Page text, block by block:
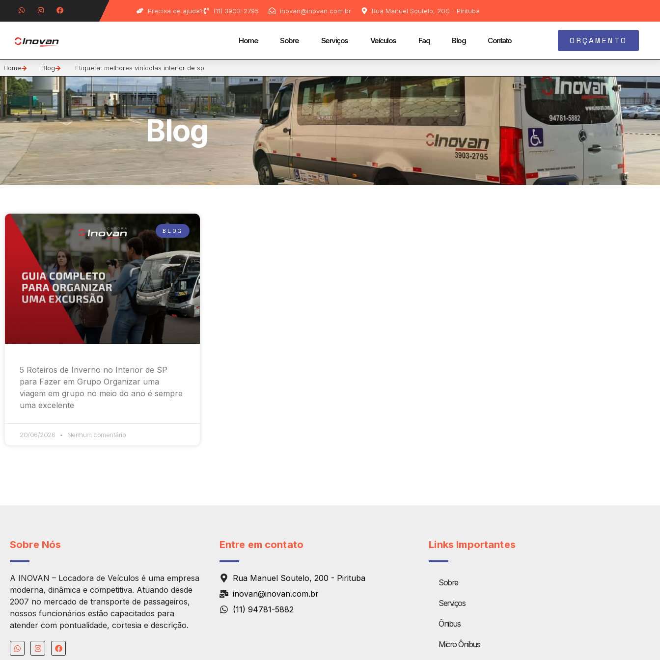
Precisa de ajuda? (11) 3903-2795 inovan@inovan.com.br Rua Manuel Soutelo, 200 - Pirituba
Home Sobre Serviços Veículos Faq Blog Contato ORÇAMENTO
Home Blog Etiqueta: melhores vinícolas interior de sp
Blog
BLOG
5 Roteiros de Inverno no Interior de SP
para Fazer em Grupo Organizar uma
viagem em grupo no meio do ano é sempre
uma excelente
20/06/2026 Nenhum comentário
Sobre Nós
A INOVAN – Locadora de Veículos é uma empresa
moderna, dinâmica e competitiva. Atuando desde
2007 no mercado de transporte de passageiros,
nossos funcionários estão capacitados para
atender com pontualidade, cortesia e descrição.
Entre em contato
Rua Manuel Soutelo, 200 - Pirituba
inovan@inovan.com.br
(11) 94781-5882
Links Importantes
Sobre
Serviços
Ônibus
Micro Ônibus